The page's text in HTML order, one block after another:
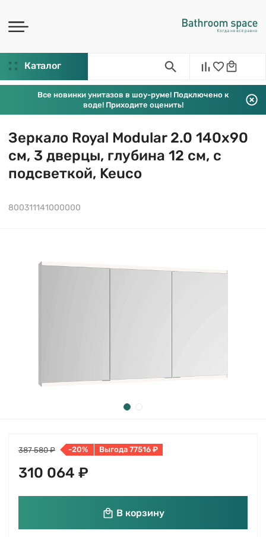
Каталог
Все новинки унитазов в шоу-руме! Подключено к
воде! Приходите оценить!
Зеркало Royal Modular 2.0 140х90
см, 3 дверцы, глубина 12 см, с
подсветкой, Keuco
800311141000000
387 580 ₽ -20% Выгода 77516 ₽
310 064 ₽
В корзину